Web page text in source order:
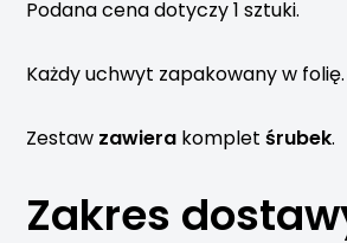
Podana cena dotyczy 1 sztuki.
Każdy uchwyt zapakowany w folię.
Zestaw zawiera kompletśrubek.
Zakres